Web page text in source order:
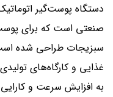
دستگاه پوست‌گیر
صنعتی است که برای
سبزیجات طراحی شده
غذایی و کارگاه‌های
به افزایش سرعت و